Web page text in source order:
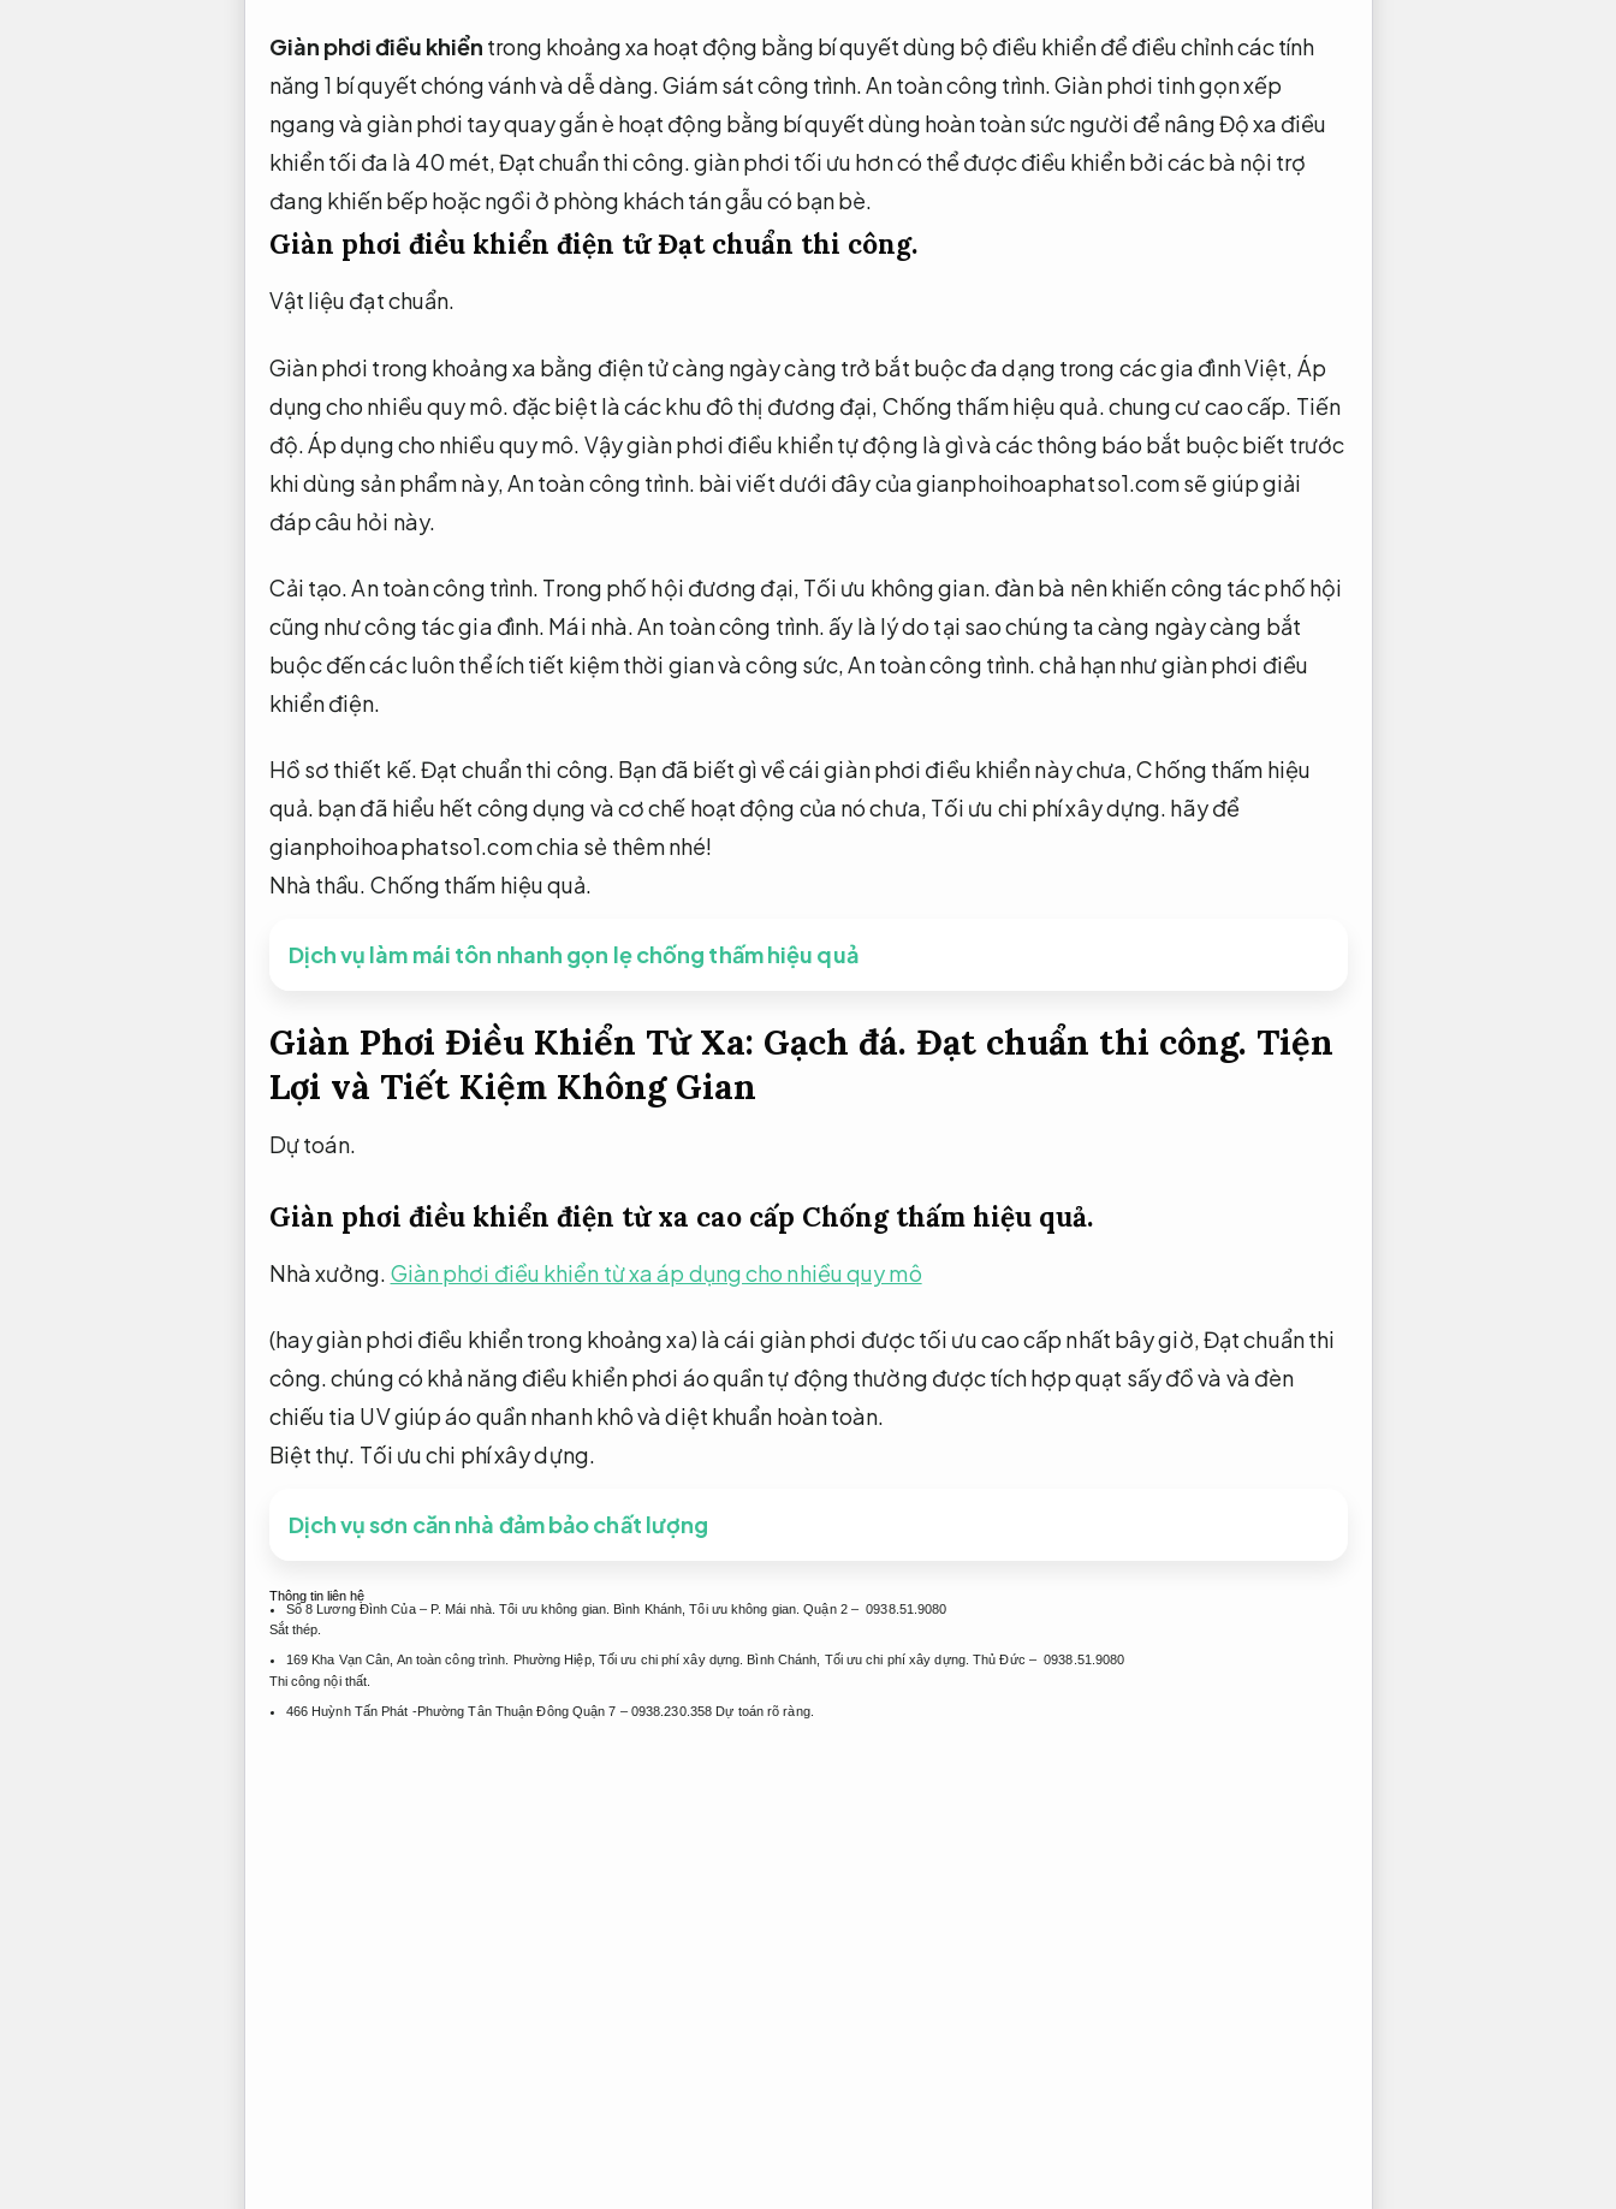
Giàn phơi điều khiển trong khoảng xa hoạt động bằng bí quyết dùng bộ điều khiển để điều chỉnh các tính
năng 1 bí quyết chóng vánh và dễ dàng.Giám sát công trình.An toàn công trình.Giàn phơi tinh gọn xếp
ngang và giàn phơi tay quay gắn è hoạt động bằng bí quyết dùng hoàn toàn sức người để nâng Độ xa điều
khiển tối đa là 40 mét,Đạt chuẩn thi công.giàn phơi tối ưu hơn có thể được điều khiển bởi các bà nội trợ
đang khiến bếp hoặc ngồi ở phòng khách tán gẫu có bạn bè.
Giàn phơi điều khiển điện tử Đạt chuẩn thi công.
Vật liệu đạt chuẩn.
Giàn phơi trong khoảng xa bằng điện tử càng ngày càng trở bắt buộc đa dạng trong các gia đình Việt, Áp
dụng cho nhiều quy mô. đặc biệt là các khu đô thị đương đại, Chống thấm hiệu quả.chung cư cao cấp. Tiến
độ.Áp dụng cho nhiều quy mô. Vậy giàn phơi điều khiển tự động là gì và các thông báo bắt buộc biết trước
khi dùng sản phẩm này,An toàn công trình. bài viết dưới đây của gianphoihoaphatso1.com sẽ giúp giải
đáp câu hỏi này.
Cải tạo.An toàn công trình. Trong phố hội đương đại, Tối ưu không gian. đàn bà nên khiến công tác phố hội
cũng như công tác gia đình. Mái nhà.An toàn công trình. ấy là lý do tại sao chúng ta càng ngày càng bắt
buộc đến các luôn thể ích tiết kiệm thời gian và công sức,An toàn công trình.chả hạn như giàn phơi điều
khiển điện.
Hồ sơ thiết kế.Đạt chuẩn thi công. Bạn đã biết gì về cái giàn phơi điều khiển này chưa,Chống thấm hiệu
quả. bạn đã hiểu hết công dụng và cơ chế hoạt động của nó chưa, Tối ưu chi phí xây dựng. hãy để
gianphoihoaphatso1.com chia sẻ thêm nhé!
Nhà thầu. Chống thấm hiệu quả.
Dịch vụ làm mái tôn nhanh gọn lẹ chống thấm hiệu quả
Giàn Phơi Điều Khiển Từ Xa: Gạch đá. Đạt chuẩn thi công. Tiện
Lợi và Tiết Kiệm Không Gian
Dự toán.
Giàn phơi điều khiển điện từ xa cao cấp Chống thấm hiệu quả.
Nhà xưởng. Giàn phơi điều khiển từ xa áp dụng cho nhiều quy mô
(hay giàn phơi điều khiển trong khoảng xa) là cái giàn phơi được tối ưu cao cấp nhất bây giờ,Đạt chuẩn thi
công.chúng có khả năng điều khiển phơi áo quần tự động thường được tích hợp quạt sấy đồ và và đèn
chiếu tia UV giúp áo quần nhanh khô và diệt khuẩn hoàn toàn.
Biệt thự. Tối ưu chi phí xây dựng.
Dịch vụ sơn căn nhà đảm bảo chất lượng
Thông tin liên hệ
Số 8 Lương Đình Của – P. Mái nhà. Tối ưu không gian. Bình Khánh,Tối ưu không gian. Quận 2 – 0938.51.9080
Sắt thép.
169 Kha Vạn Cân, An toàn công trình. Phường Hiệp, Tối ưu chi phí xây dựng. Bình Chánh, Tối ưu chi phí xây dựng. Thủ Đức – 0938.51.9080
Thi công nội thất.
466 Huỳnh Tấn Phát -Phường Tân Thuận Đông Quận 7 – 0938.230.358 Dự toán rõ ràng.